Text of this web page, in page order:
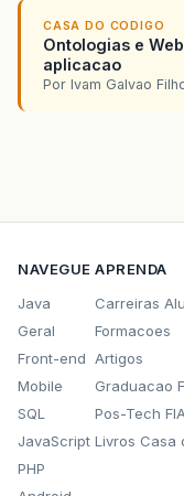
CASA DO CODIGO
Ontologias e
aplicacao
Por Ivam Galvao
NAVEGUE
Java
Geral
Front-end
Mobile
SQL
JavaScript
PHP
APRENDA
Carreiras
Formacoes
Artigos
Graduacao
Pos-Tech
Livros Casa